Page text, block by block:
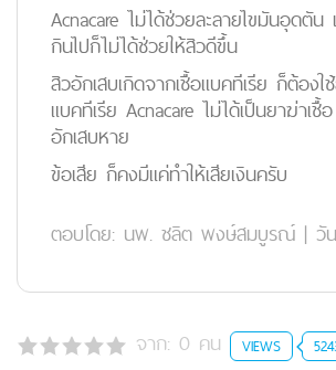
Acnacare ไม่ได้ช่วยละลายไขมันอุดตัน
กินไปก็ไม่ได้ช่วยให้สิวดีขึ้น
สิวอักเสบเกิดจากเชื้อแบคทีเรีย ก็ต้องใ
แบคทีเรีย Acnacare ไม่ได้เป็นยาฆ่าเ
อักเสบหาย
ข้อเสีย ก็คงมีแค่ทำให้เสียเงินครับ
ตอบโดย: นพ. ชลิต พงษ์สมบูรณ์ | วั
จาก: 0 คน VIEWS